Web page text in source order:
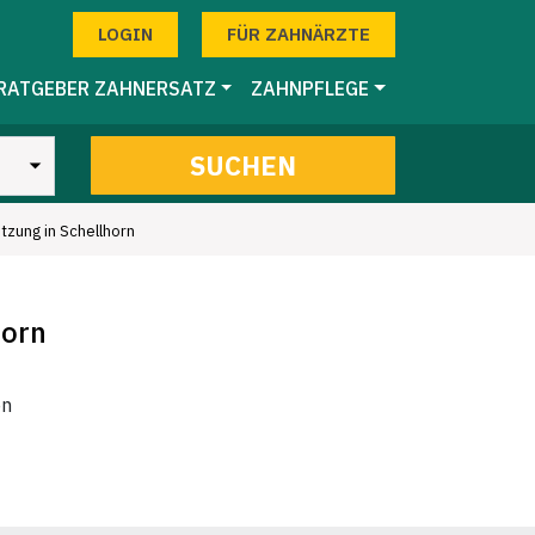
LOGIN FÜR ZAHNÄRZTE
ZAHNERSATZ ZAHNPFLEGE
SUCHEN
in Schellhorn